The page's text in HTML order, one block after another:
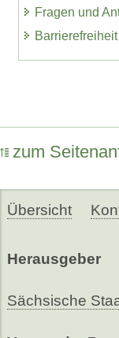
Fragen und
Barrierefreiheit
zum
Übersicht
Herausgeber
Sächsische